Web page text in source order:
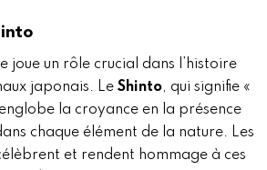
joue un rôle crucial dans l’histoire
japonais. Le Shinto, qui signifie «
la croyance en la présence
chaque élément de la nature. Les
et rendent hommage à ces